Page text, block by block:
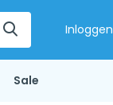
Inloggen
Sale